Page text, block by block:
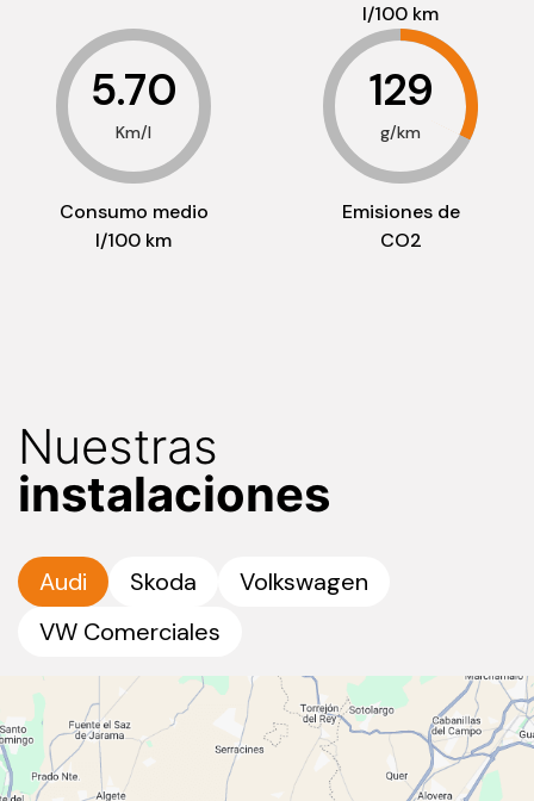
l/100 km
5.70
Km/l
Consumo medio
l/100 km
129
g/km
Emisiones de
CO2
Nuestras
instalaciones
Audi Skoda
Volkswagen
VW Comerciales